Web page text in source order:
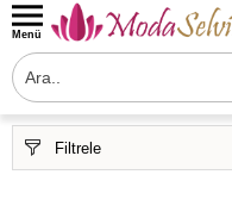
Menü
Filtrele